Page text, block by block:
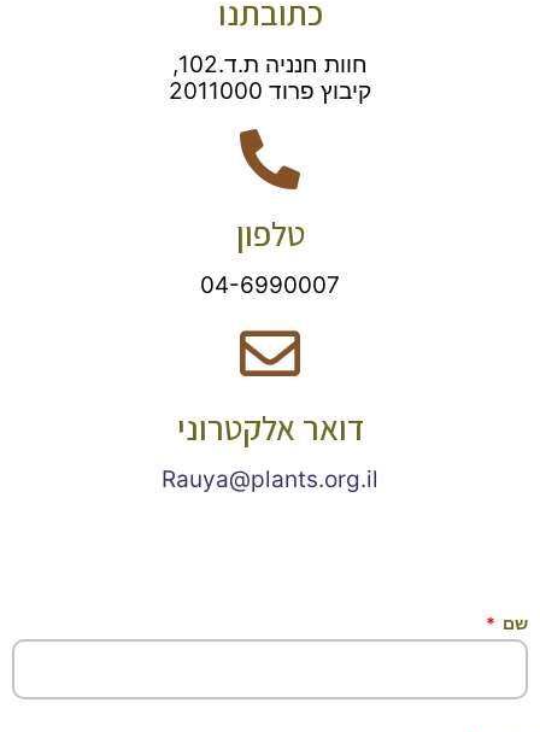
כתובתנו
חוות חנניה ת.ד.102,
קיבוץ פרוד 2011000
טלפון
04-6990007
דואר אלקטרוני
Rauya@plants.org.il
שם